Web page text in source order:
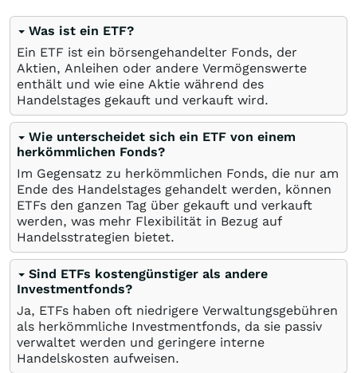
Was ist ein ETF?
Ein ETF ist ein börsengehandelter Fonds, der
Aktien, Anleihen oder andere Vermögenswerte
enthält und wie eine Aktie während des
Handelstages gekauft und verkauft wird.
Wie unterscheidet sich ein ETF von einem
herkömmlichen Fonds?
Im Gegensatz zu herkömmlichen Fonds, die nur am
Ende des Handelstages gehandelt werden, können
ETFs den ganzen Tag über gekauft und verkauft
werden, was mehr Flexibilität in Bezug auf
Handelsstrategien bietet.
Sind ETFs kostengünstiger als andere
Investmentfonds?
Ja, ETFs haben oft niedrigere Verwaltungsgebühren
als herkömmliche Investmentfonds, da sie passiv
verwaltet werden und geringere interne
Handelskosten aufweisen.